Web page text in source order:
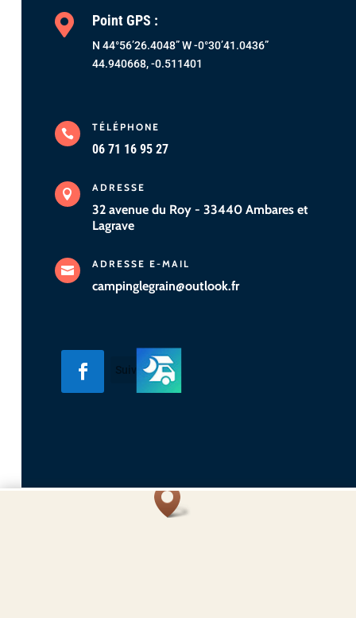
 Point GPS :
N 44°56’26.4048” W -0°30’41.0436”
44.940668, -0.511401

TÉLÉPHONE
06 71 16 95 27

ADRESSE
32 avenue du Roy - 33440 Ambares et
Lagrave

ADRESSE E-MAIL
campinglegrain@outlook.fr
Suivre